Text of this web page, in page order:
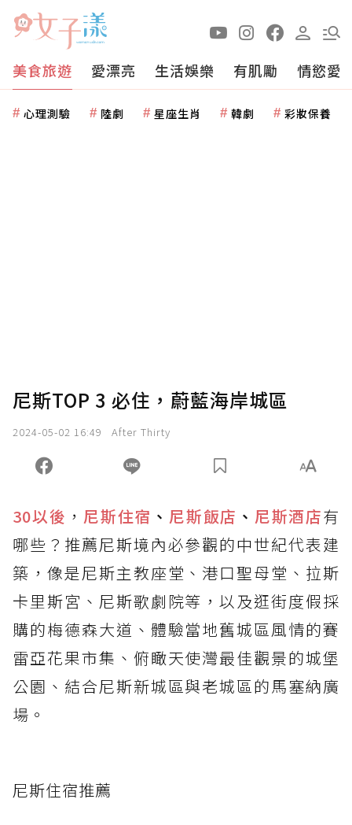
美食旅遊 愛漂亮 生活娛樂 有肌勵 情慾愛
心理測驗 陸劇 星座生肖 韓劇 彩妝保養
尼斯TOP 3 必住，蔚藍海岸城區
2024-05-02 16:49 After Thirty
30以後 ， 尼斯住宿 、 尼斯飯店 、 尼斯酒店有
哪些？推薦尼斯境內必參觀的中世紀代表建
築，像是尼斯主教座堂、港口聖母堂、拉斯
卡里斯宮、尼斯歌劇院等，以及逛街度假採
購的梅德森大道、體驗當地舊城區風情的賽
雷亞花果市集、俯瞰天使灣最佳觀景的城堡
公園、結合尼斯新城區與老城區的馬塞納廣
場。
尼斯住宿推薦